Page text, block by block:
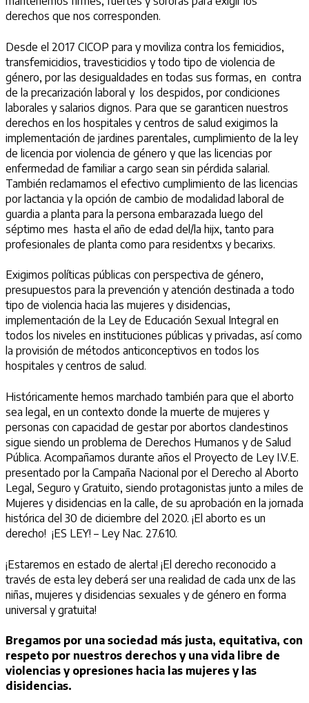
derechos que nos corresponden.
Desde el 2017 CICOP para y moviliza contra los femicidios,
transfemicidios, travesticidios y todo tipo de violencia de
género, por las desigualdades en todas sus formas, en contra
de la precarización laboral y los despidos, por condiciones
laborales y salarios dignos. Para que se garanticen nuestros
derechos en los hospitales y centros de salud exigimos la
implementación de jardines parentales, cumplimiento de la ley
de licencia por violencia de género y que las licencias por
enfermedad de familiar a cargo sean sin pérdida salarial.
También reclamamos el efectivo cumplimiento de las licencias
por lactancia y la opción de cambio de modalidad laboral de
guardia a planta para la persona embarazada luego del
séptimo mes hasta el año de edad del/la hijx, tanto para
profesionales de planta como para residentxs y becarixs.
Exigimos políticas públicas con perspectiva de género,
presupuestos para la prevención y atención destinada a todo
tipo de violencia hacia las mujeres y disidencias,
implementación de la Ley de Educación Sexual Integral en
todos los niveles en instituciones públicas y privadas, así como
la provisión de métodos anticonceptivos en todos los
hospitales y centros de salud.
Históricamente hemos marchado también para que el aborto
sea legal, en un contexto donde la muerte de mujeres y
personas con capacidad de gestar por abortos clandestinos
sigue siendo un problema de Derechos Humanos y de Salud
Pública. Acompañamos durante años el Proyecto de Ley I.V.E.
presentado por la Campaña Nacional por el Derecho al Aborto
Legal, Seguro y Gratuito, siendo protagonistas junto a miles de
Mujeres y disidencias en la calle, de su aprobación en la jornada
histórica del 30 de diciembre del 2020. ¡El aborto es un
derecho! ¡ES LEY! – Ley Nac. 27.610.
¡Estaremos en estado de alerta! ¡El derecho reconocido a
través de esta ley deberá ser una realidad de cada unx de las
niñas, mujeres y disidencias sexuales y de género en forma
universal y gratuita!
Bregamos por una sociedad más justa, equitativa, con
respeto por nuestros derechos y una vida libre de
violencias y opresiones hacia las mujeres y las
disidencias.